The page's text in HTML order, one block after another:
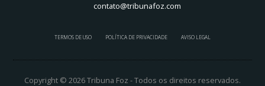
contato@tribunafoz.com
TERMOS DE USO POLÍTICA DE PRIVACIDADE AVISO LEGAL
Copyright © 2026 Tribuna Foz - Todos os direitos reservados.